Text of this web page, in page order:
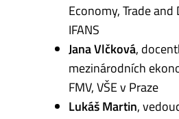
Economy, Trade
IFANS
Jana Vlčková,
mezinárodních
FMV, VŠE v Praze
Lukáš Martin,